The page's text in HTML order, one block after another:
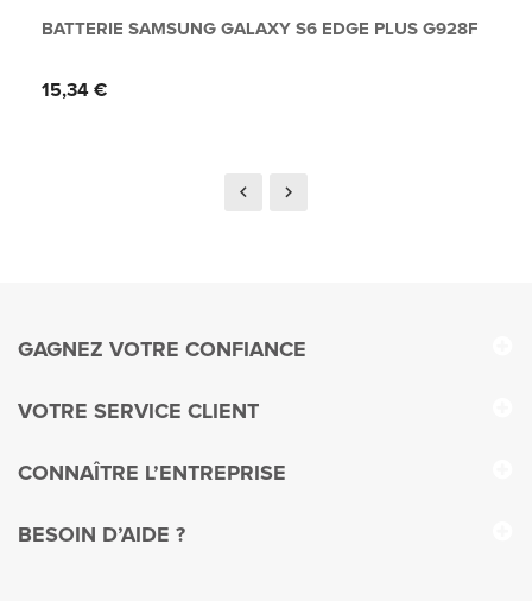
BATTERIE SAMSUNG GALAXY S6 EDGE PLUS G928F
Prix
15,34 €
GAGNEZ VOTRE CONFIANCE
VOTRE SERVICE CLIENT
CONNAÎTRE L’ENTREPRISE
BESOIN D’AIDE ?